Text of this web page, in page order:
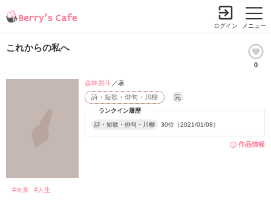
メニュー
ログイン
これからの私へ
0
作品情報
ランクイン履歴
詩・短歌・俳句・川柳 30位（2021/01/08）
詩・短歌・俳句・川柳 完
森林易斗／著
#未来 #人生